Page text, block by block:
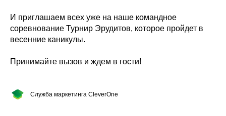
И приглашаем всех уже на наше командное
соревнование Турнир Эрудитов, которое пройдет в
весенние каникулы.
Принимайте вызов и ждем в гости!
Служба маркетинга CleverOne